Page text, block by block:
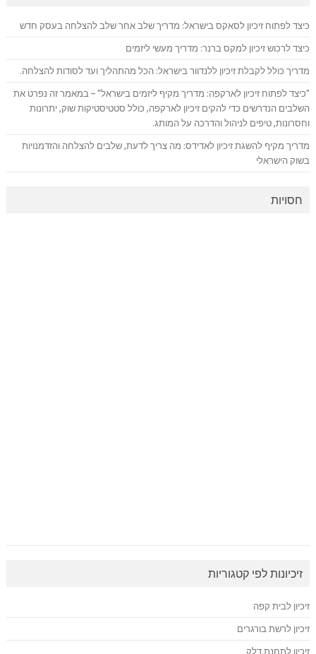
כיצד לפתוח זיכיון לסאקס בישראל: מדריך שלב אחר שלב להצלחה בעסק חדש
כיצד לרכוש זיכיון למקס ברנר: מדריך מעשי ליזמים
מדריך כולל לקבלת זיכיון ללנדוור בישראל: הכל מהתהליך ועד לסודות להצלחה.
"כיצד לפתוח זיכיון לארקפה: מדריך מקיף ליזמים בישראל" – במאמר זה נפרט את
השלבים הנדרשים כדי להקים זיכיון לארקפה, כולל סטטיסטיקות שוק, יתרונות
וחסרונות, טיפים לניהול והדרכה על המותג.
מדריך מקיף להשגת זיכיון לאדידס: מה צריך לדעת, שלבים להצלחה והזדמנויות
בשוק הישראלי
חסויות
זיכיונות לפי קטגוריות
זיכיון לבית קפה
זיכיון לרשת בורגרים
זיכיון לתחנת דלק